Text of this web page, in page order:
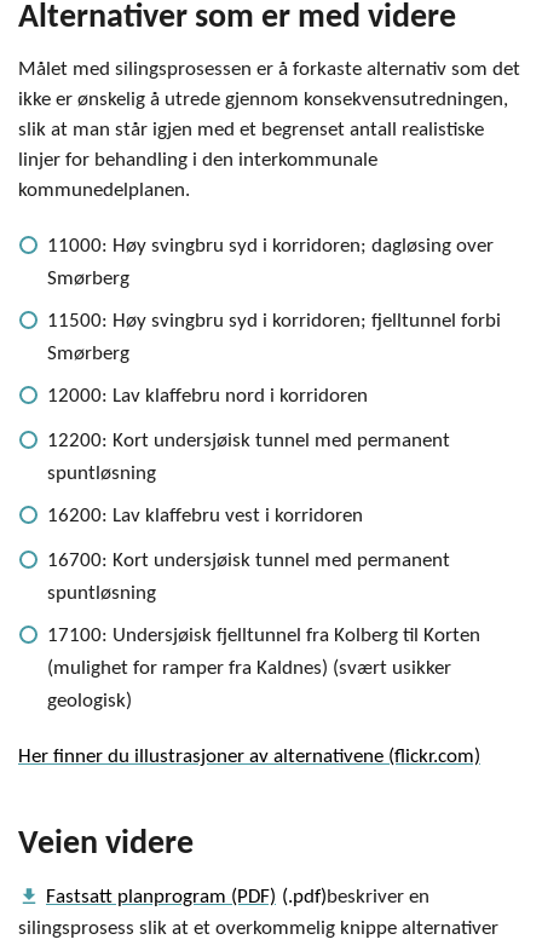
Alternativer som er med videre
Målet med silingsprosessen er å forkaste alternativ som det
ikke er ønskelig å utrede gjennom konsekvensutredningen,
slik at man står igjen med et begrenset antall realistiske
linjer for behandling i den interkommunale
kommunedelplanen.
11000: Høy svingbru syd i korridoren; dagløsing over
Smørberg
11500: Høy svingbru syd i korridoren; fjelltunnel forbi
Smørberg
12000: Lav klaffebru nord i korridoren
12200: Kort undersjøisk tunnel med permanent
spuntløsning
16200: Lav klaffebru vest i korridoren
16700: Kort undersjøisk tunnel med permanent
spuntløsning
17100: Undersjøisk fjelltunnel fra Kolberg til Korten
(mulighet for ramper fra Kaldnes) (svært usikker
geologisk)
Her finner du illustrasjoner av alternativene (flickr.com)
Veien videre
get_app Fastsatt planprogram (PDF)
beskriver en
silingsprosess slik at et overkommelig knippe alternativer